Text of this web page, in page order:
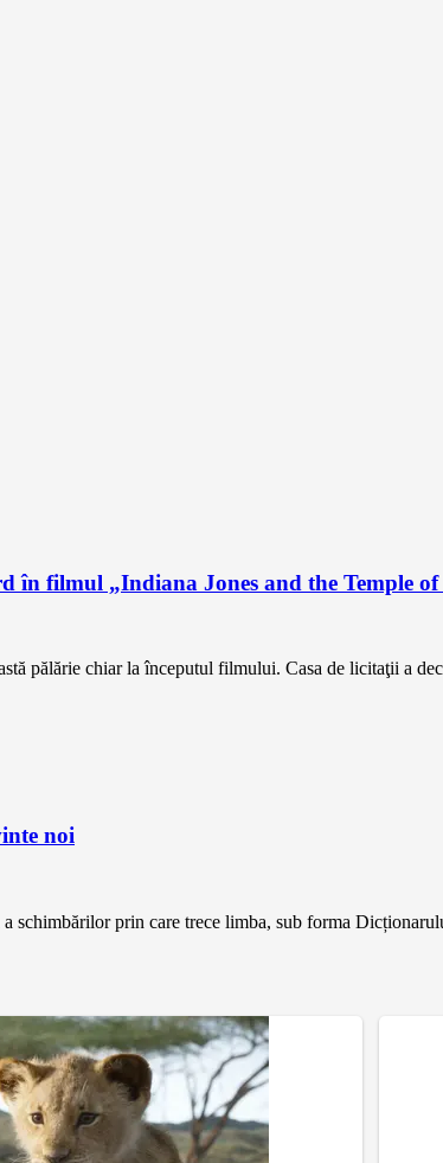
în filmul „Indiana Jones and the Temple
pălărie chiar la începutul filmului. Casa de licitaţii a
noi
schimbărilor prin care trece limba, sub forma